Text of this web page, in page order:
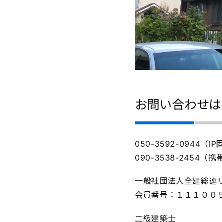
お問い合わせ
050-3592-0944（IP
090-3538-2454（携
一般社団法人全建総連
会員番号：１１１００
二級建築士